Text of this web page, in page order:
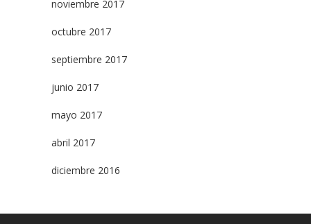
noviembre 2017
octubre 2017
septiembre 2017
junio 2017
mayo 2017
abril 2017
diciembre 2016